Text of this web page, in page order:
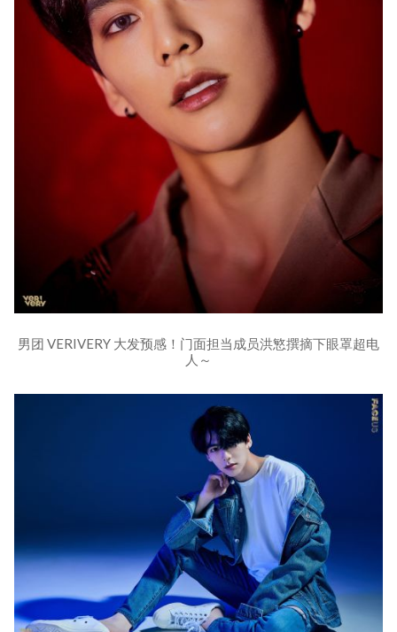
男团 VERIVERY 大发预感！门面担当成员洪慜撰摘下眼罩超电
人～